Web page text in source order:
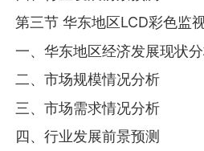
第三节 华东地区LCD彩色监
一、华东地区经济发展现状
二、市场规模情况分析
三、市场需求情况分析
四、行业发展前景预测